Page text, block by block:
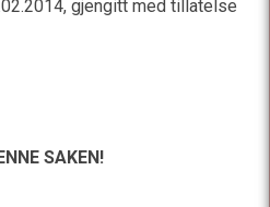
gjengitt med tillatelse
SAKEN!